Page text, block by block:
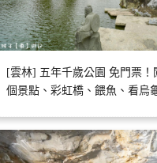
[雲林] 五年千歲公園 免門票！
個景點、彩虹橋、餵魚、看烏